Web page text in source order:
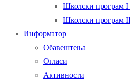
Школски програм I
Школски програм
Информатор
Обавештења
Огласи
Активности